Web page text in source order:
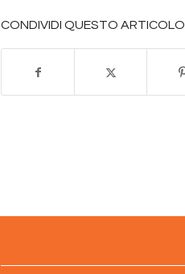
CONDIVIDI QUESTO ARTICOLO